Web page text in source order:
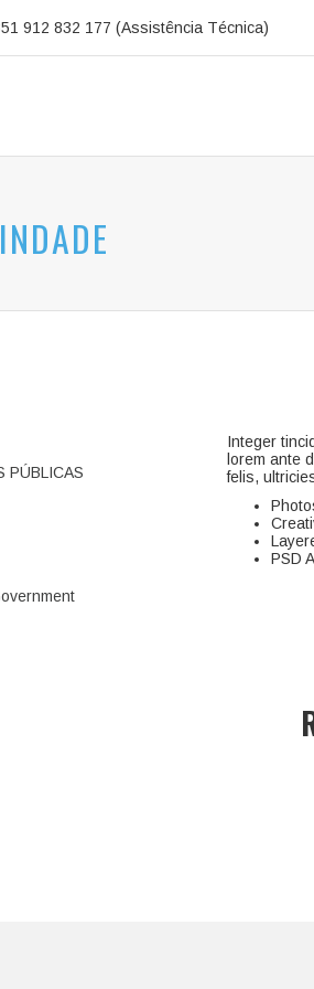
912 832 177 (Assistência Técnica)
PÚBLICAS
Integer
lorem ante
felis,
PSD